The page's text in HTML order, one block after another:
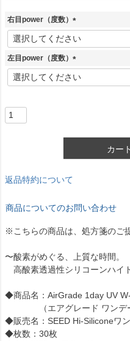
右目power（度数）
(
必
須
左目power（度数）
(
必
カー
返品特約について
商品についてのお問い合わせ
※こちらの商品は、処方箋のご
〜酸素がめぐる、上質な時間。
高酸素透過性シリコーンハイ
◆商品名：AirGrade 1day UV
（エアグレード ワンデー
◆販売名：SEED Hi-Siliconeワ
◆枚数：30枚